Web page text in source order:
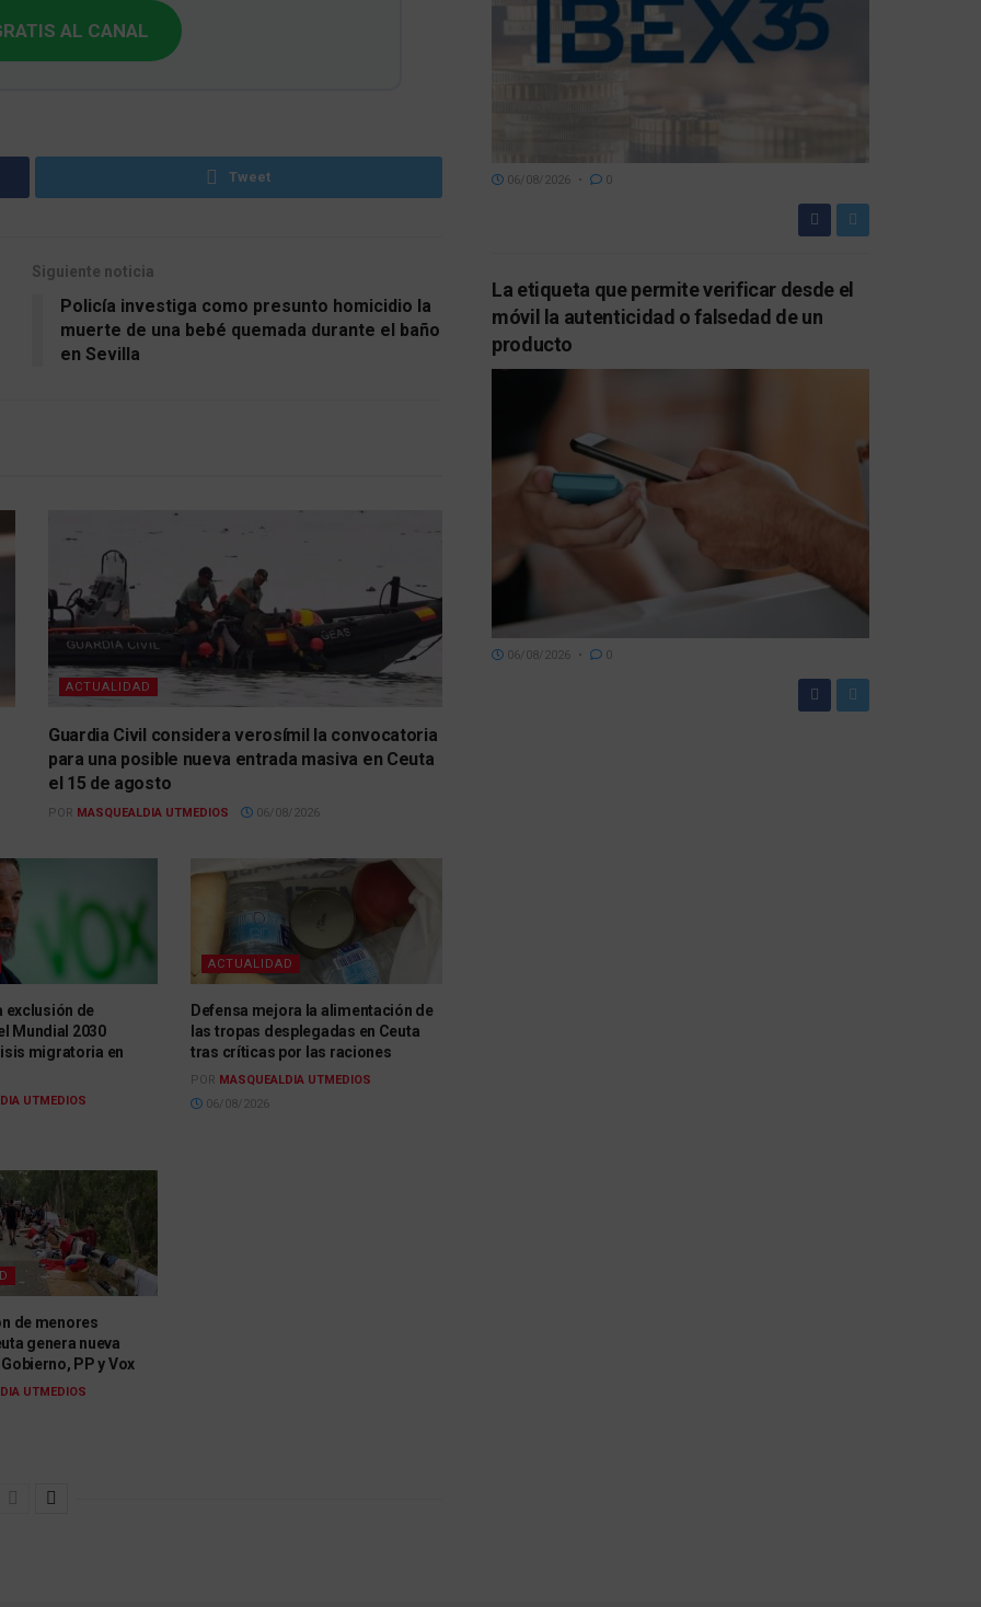
AL CANAL
Tweet
Siguiente noticia
Policía investiga como presunto homicidio la
muerte de una bebé quemada durante el baño
en Sevilla
ACTUALIDAD
Guardia Civil considera verosímil la convocatoria
para una posible nueva entrada masiva en Ceuta
el 15 de agosto
POR MASQUEALDIA UTMEDIOS 06/08/2026
exclusión de
Mundial 2030
migratoria en
UTMEDIOS
ACTUALIDAD
Defensa mejora la alimentación de
las tropas desplegadas en Ceuta
tras críticas por las raciones
POR MASQUEALDIA UTMEDIOS
06/08/2026
de menores
genera nueva
PP y Vox
UTMEDIOS
06/08/2026 0
La etiqueta que permite verificar desde el
móvil la autenticidad o falsedad de un
producto
06/08/2026 0